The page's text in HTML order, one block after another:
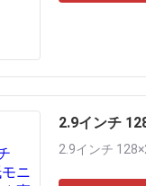
2.9インチ
2.9インチ